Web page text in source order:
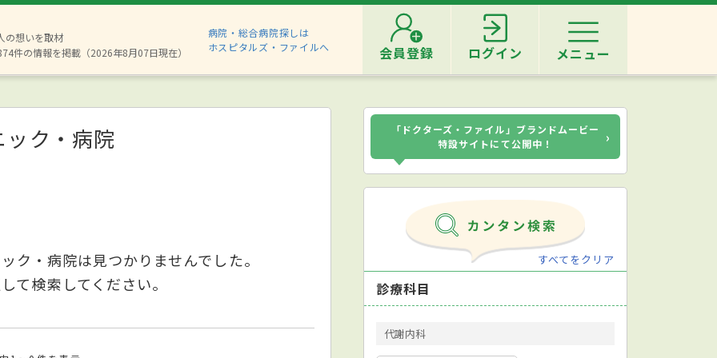
の想いを取材
件の情報を掲載（2026年8月07日現在）
病院・総合病院探しは
ホスピタルズ・ファイルへ
会員登録 ログイン メニュー
ク・病院
ク・病院は見つかりませんでした。
て検索してください。
「ドクターズ・ファイル」ブランドムービー
特設サイトにて公開中！
›
すべてをクリア
診療科目
代謝内科